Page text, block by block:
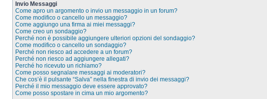
Invio Messaggi
Come apro un argomento o invio un messaggio in un forum?
Come modifico o cancello un messaggio?
Come aggiungo una firma ai miei messaggi?
Come creo un sondaggio?
Perché non è possibile aggiungere ulteriori opzioni del sondaggio?
Come modifico o cancello un sondaggio?
Perché non riesco ad accedere a un forum?
Perché non riesco ad aggiungere allegati?
Perché ho ricevuto un richiamo?
Come posso segnalare messaggi ai moderatori?
Che cos’è il pulsante “Salva” nella finestra di invio dei messaggi?
Perché il mio messaggio deve essere approvato?
Come posso spostare in cima un mio argomento?